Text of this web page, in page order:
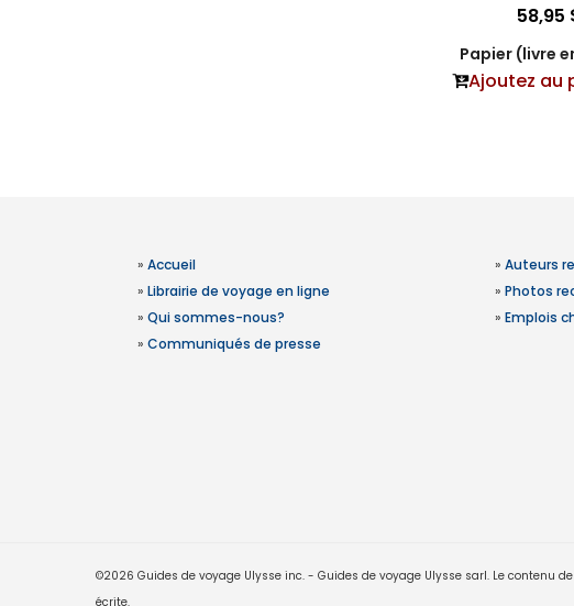
58,95
Papier (livre
Ajoutez au
» Accueil
» Librairie de voyage en ligne
» Qui sommes-nous?
» Communiqués de presse
» Auteurs
» Photos
» Emplois
©2026 Guides de voyage Ulysse inc. - Guides de voyage Ulysse sarl. Le contenu
écrite.